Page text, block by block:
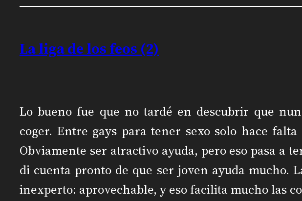
La liga de los feos (2)
Lo bueno fue que no tardé en descubrir que
coger. Entre gays para tener sexo solo hace falta
Obviamente ser atractivo ayuda, pero eso pasa a
di cuenta pronto de que ser joven ayuda mucho.
inexperto: aprovechable, y eso facilita mucho las